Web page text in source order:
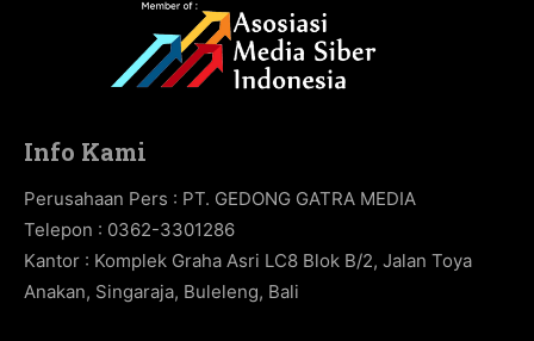
Info Kami
Perusahaan Pers : PT. GEDONG GATRA MEDIA
Telepon : 0362-3301286
Kantor : Komplek Graha Asri LC8 Blok B/2, Jalan Toya
Anakan, Singaraja, Buleleng, Bali